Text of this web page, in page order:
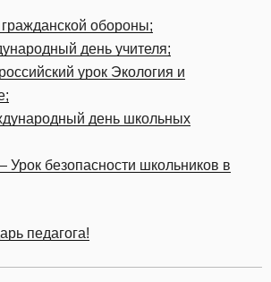
обороны;
день учителя;
урок Экология и
день школьных
безопасности школьников в
педагога!